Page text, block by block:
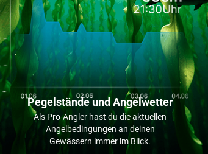
Pegelstände und Angelwetter
Als Pro-Angler hast du die aktuellen
Angelbedingungen an deinen
Gewässern immer im Blick.